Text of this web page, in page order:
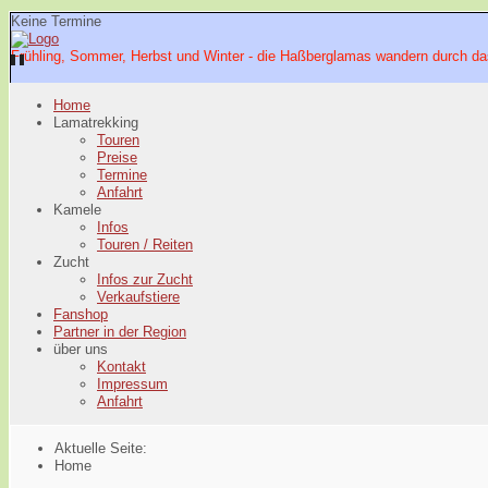
Keine Termine
Frühling, Sommer, Herbst und Winter - die Haßberglamas wandern durch
Home
Lamatrekking
Touren
Preise
Termine
Anfahrt
Kamele
Infos
Touren / Reiten
Zucht
Infos zur Zucht
Verkaufstiere
Fanshop
Partner in der Region
über uns
Kontakt
Impressum
Anfahrt
Aktuelle Seite:
Home